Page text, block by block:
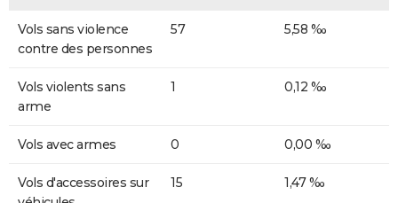
Vols sans violence
contre des personnes
57 5,58 ‰
Vols violents sans
arme
1 0,12 ‰
Vols avec armes 0 0,00 ‰
Vols d'accessoires sur
15 1,47 ‰